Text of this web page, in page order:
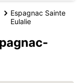
Espagnac Sainte
Eulalie